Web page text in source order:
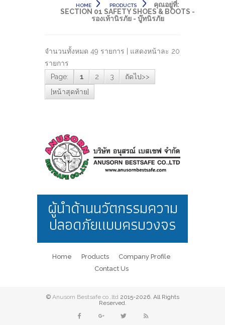
HOME PRODUCTS
คุณอยู่ที่:
SECTION 01 SAFETY SHOES & BOOTS -
รองเท้านิรภัย - บู๊ทนิรภัย
จำนวนทั้งหมด 49 รายการ | แสดงหน้าละ 20
รายการ
Page:
1 2 3
ถัดไป>>
[หน้าสุดท้าย]
ผู้นำด้านนวัตกรรมความ
ปลอดภัยแบบครบวงจร
Home Products
Company Profile
Contact Us
© Anusorn Bestsafe co.,ltd 2015-2026. All Rights
Reserved.